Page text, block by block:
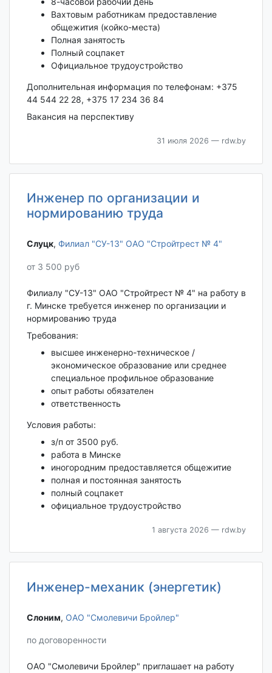
Вахтовым работникам предоставление
общежития (койко-места)
Полная занятость
Полный соцпакет
Официальное трудоустройство
Дополнительная информация по телефонам: +375
44 544 22 28, +375 17 234 36 84
Вакансия на перспективу
31 июля 2026 — rdw.by
Инженер по организации и
нормированию труда
Слуцк‎, Филиал "СУ-13" ОАО "Стройтрест № 4"
от 3 500 руб
Филиалу "СУ-13" ОАО "Стройтрест № 4" на работу в
г. Минске требуется инженер по организации и
нормированию труда
Требования:
высшее инженерно-техническое /
экономическое образование или среднее
специальное профильное образование
опыт работы обязателен
ответственность
Условия работы:
з/п от 3500 руб.
работа в Минске
иногородним предоставляется общежитие
полная и постоянная занятость
полный соцпакет
официальное трудоустройство
1 августа 2026 — rdw.by
Инженер-механик (энергетик)
Слоним‎, ОАО "Смолевичи Бройлер"
по договоренности
ОАО "Смолевичи Бройлер" приглашает на работу